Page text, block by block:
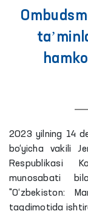
2023 yilning 14
bo‘yicha vakili
Respublikasi
munosabati
"O‘zbekiston:
taqdimotida